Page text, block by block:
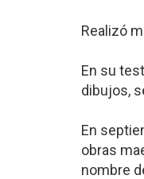
Realizó
En su
dibujos,
En
obras
nombre